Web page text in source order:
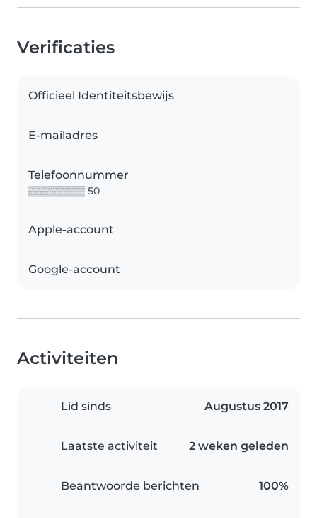
Verificaties
Officieel Identiteitsbewijs
E-mailadres
Telefoonnummer
▒▒▒▒▒▒▒▒ 50
Apple-account
Google-account
Activiteiten
Lid sinds Augustus 2017
Laatste activiteit 2 weken geleden
Beantwoorde berichten 100%